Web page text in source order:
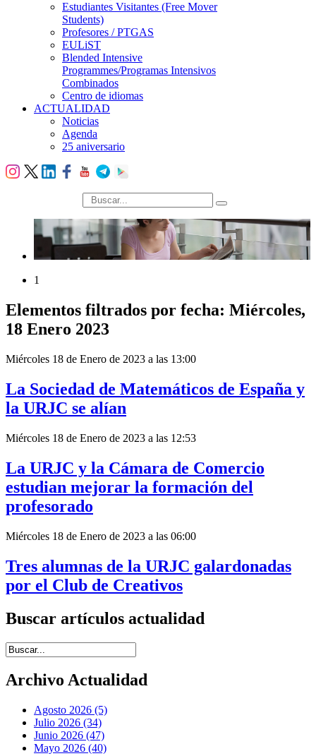
Estudiantes Visitantes (Free Mover
Students)
Profesores / PTGAS
EULiST
Blended Intensive
Programmes/Programas Intensivos
Combinados
Centro de idiomas
ACTUALIDAD
Noticias
Agenda
25 aniversario
búsqueda
1
Elementos filtrados por fecha: Miércoles,
18 Enero 2023
Miércoles 18 de Enero de 2023 a las 13:00
La Sociedad de Matemáticos de España y
la URJC se alían
Miércoles 18 de Enero de 2023 a las 12:53
La URJC y la Cámara de Comercio
estudian mejorar la formación del
profesorado
Miércoles 18 de Enero de 2023 a las 06:00
Tres alumnas de la URJC galardonadas
por el Club de Creativos
Buscar artículos actualidad
Introduce términos de búsqueda
Archivo Actualidad
Agosto 2026 (5)
Julio 2026 (34)
Junio 2026 (47)
Mayo 2026 (40)